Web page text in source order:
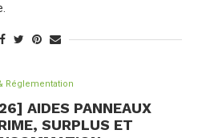
Réglementation
AIDES PANNEAUX
SURPLUS ET